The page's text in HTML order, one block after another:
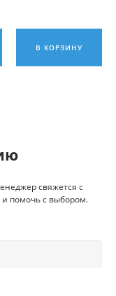
В КОРЗИНУ
свяжется с
помочь с выбором.